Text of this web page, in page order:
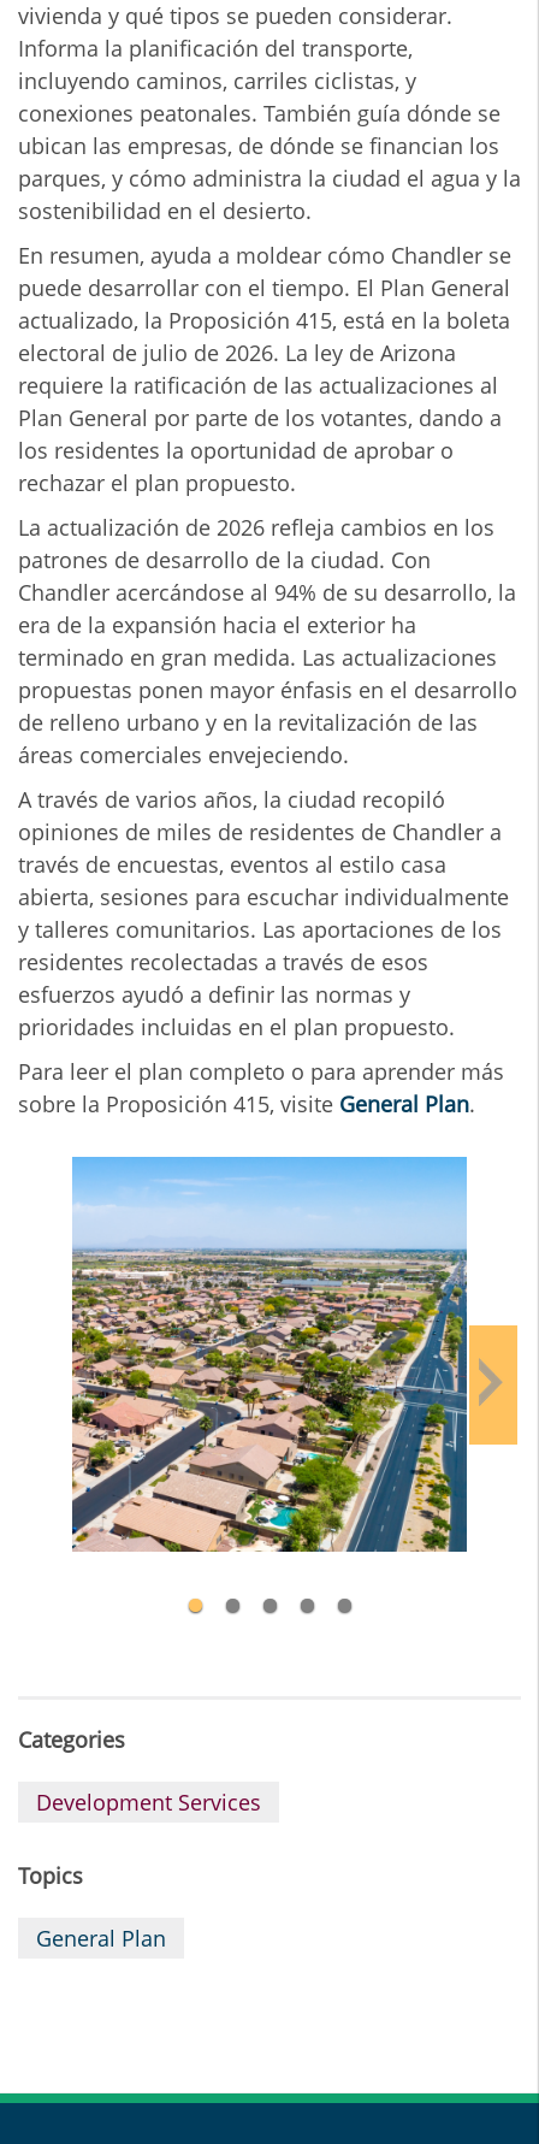
vivienda y qué tipos se pueden considerar.
Informa la planificación del transporte,
incluyendo caminos, carriles ciclistas, y
conexiones peatonales. También guía dónde se
ubican las empresas, de dónde se financian los
parques, y cómo administra la ciudad el agua y la
sostenibilidad en el desierto.
En resumen, ayuda a moldear cómo Chandler se
puede desarrollar con el tiempo. El Plan General
actualizado, la Proposición 415, está en la boleta
electoral de julio de 2026. La ley de Arizona
requiere la ratificación de las actualizaciones al
Plan General por parte de los votantes, dando a
los residentes la oportunidad de aprobar o
rechazar el plan propuesto.
La actualización de 2026 refleja cambios en los
patrones de desarrollo de la ciudad. Con
Chandler acercándose al 94% de su desarrollo, la
era de la expansión hacia el exterior ha
terminado en gran medida. Las actualizaciones
propuestas ponen mayor énfasis en el desarrollo
de relleno urbano y en la revitalización de las
áreas comerciales envejeciendo.
A través de varios años, la ciudad recopiló
opiniones de miles de residentes de Chandler a
través de encuestas, eventos al estilo casa
abierta, sesiones para escuchar individualmente
y talleres comunitarios. Las aportaciones de los
residentes recolectadas a través de esos
esfuerzos ayudó a definir las normas y
prioridades incluidas en el plan propuesto.
Para leer el plan completo o para aprender más
sobre la Proposición 415, visite General Plan.
Categories
Development Services
Topics
General Plan